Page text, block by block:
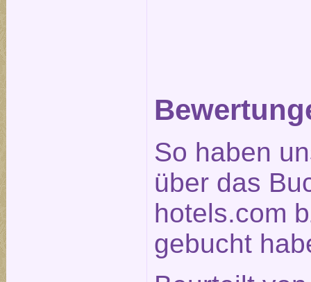
So haben
über das
hotels.com
gebucht